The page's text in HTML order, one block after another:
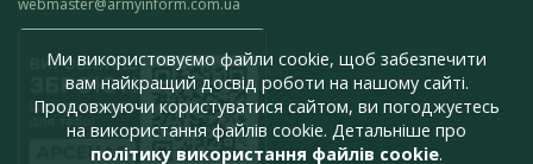
Ми використовуємо файли cookie, щоб забезпечити
вам найкращий досвід роботи на нашому сайті.
Продовжуючи користуватися сайтом, ви погоджуєтесь
на використання файлів cookie. Детальніше про
політику використання файлів cookie.